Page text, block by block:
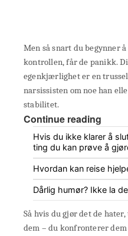
Men så snart du begynner
kontrollen, får de panikk.
egenkjærlighet er en
narsissisten om noe han
stabilitet.
Continue reading
Hvis du ikke klarer å
ting du kan prøve å
Hvordan kan reise
Dårlig humør? Ikke la
Så hvis du gjør det de
dem – du konfronterer